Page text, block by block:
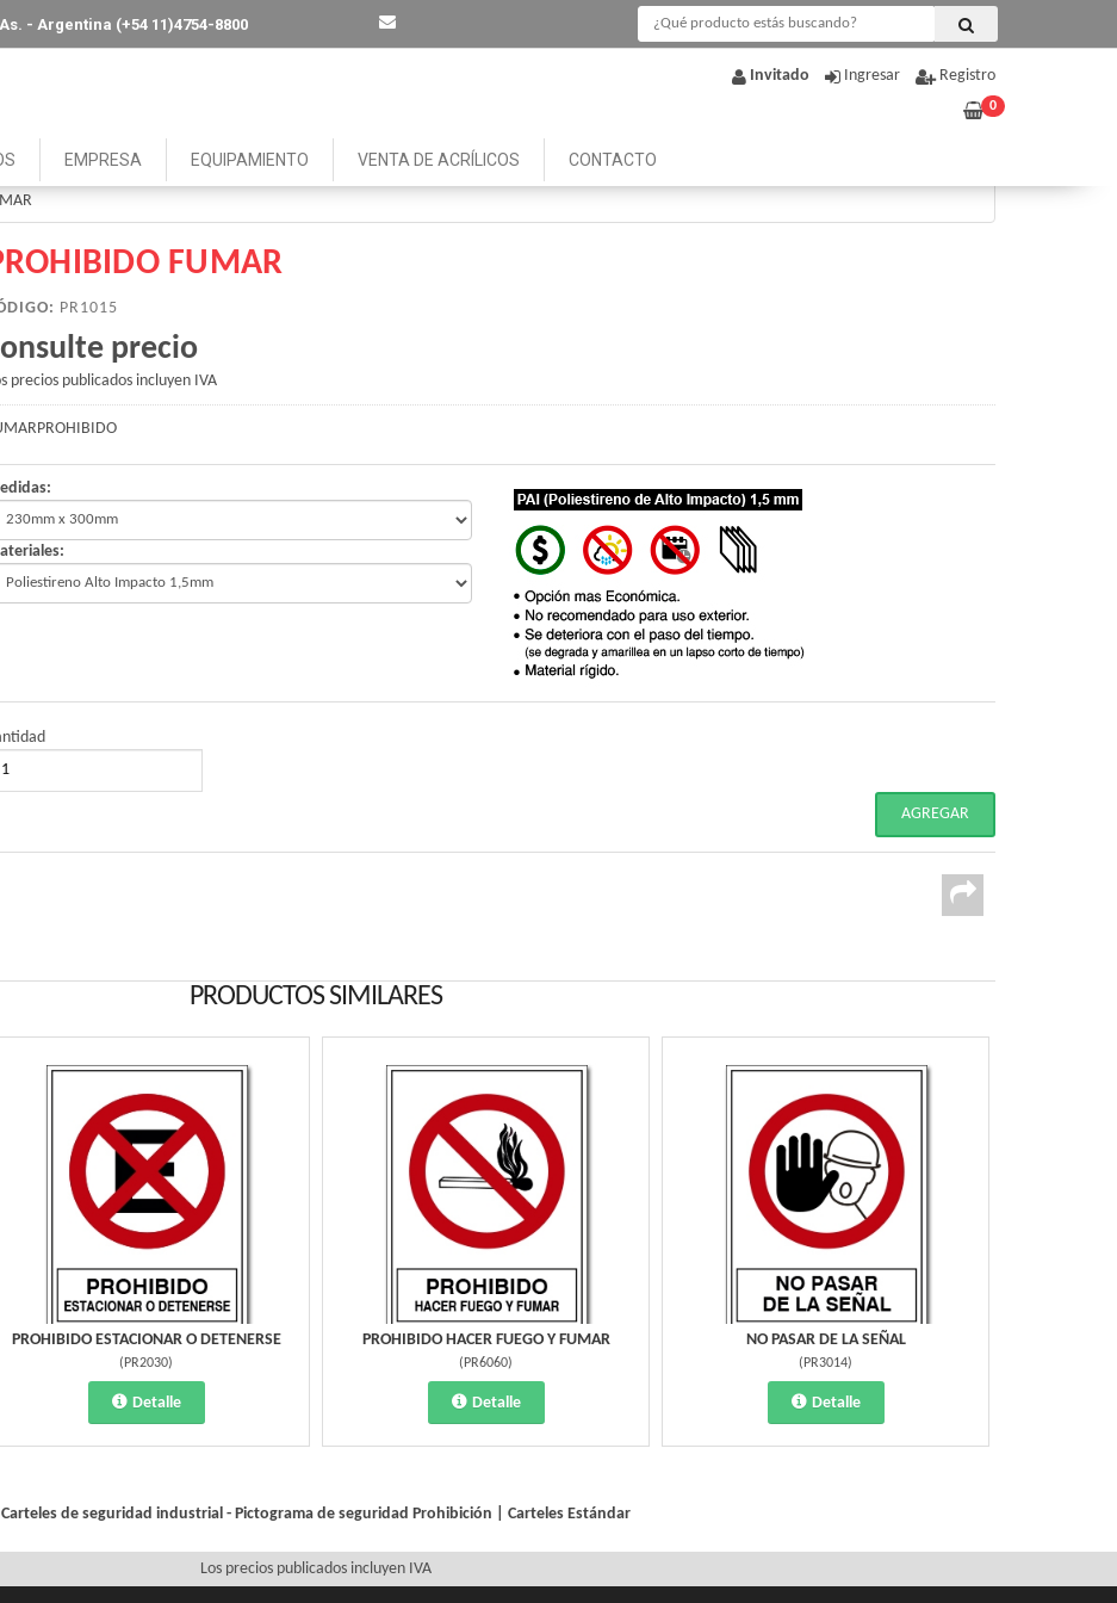
- Argentina (+54 11)4754-8800
Invitado Ingresar Registro
0
EMPRESA EQUIPAMIENTO VENTA DE ACRÍLICOS CONTACTO
FUMAR
PR1015
precio
precios publicados incluyen IVA
PRODUCTOS SIMILARES
PROHIBIDO ESTACIONAR O DETENERSE
( PR2030)
Detalle
PROHIBIDO HACER FUEGO Y FUMAR
( PR6060)
Detalle
NO PASAR DE LA SEÑAL
( PR3014)
Detalle
Carteles de seguridad industrial - Pictograma de seguridad Prohibición Carteles Estándar
Los precios publicados incluyen IVA